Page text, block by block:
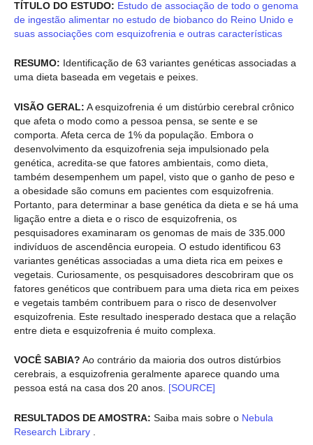
TÍTULO DO ESTUDO: Estudo de associação de todo o genoma
de ingestão alimentar no estudo de biobanco do Reino Unido e
suas associações com esquizofrenia e outras características
RESUMO: Identificação de 63 variantes genéticas associadas a
uma dieta baseada em vegetais e peixes.
VISÃO GERAL: A esquizofrenia é um distúrbio cerebral crônico
que afeta o modo como a pessoa pensa, se sente e se
comporta. Afeta cerca de 1% da população. Embora o
desenvolvimento da esquizofrenia seja impulsionado pela
genética, acredita-se que fatores ambientais, como dieta,
também desempenhem um papel, visto que o ganho de peso e
a obesidade são comuns em pacientes com esquizofrenia.
Portanto, para determinar a base genética da dieta e se há uma
ligação entre a dieta e o risco de esquizofrenia, os
pesquisadores examinaram os genomas de mais de 335.000
indivíduos de ascendência europeia. O estudo identificou 63
variantes genéticas associadas a uma dieta rica em peixes e
vegetais. Curiosamente, os pesquisadores descobriram que os
fatores genéticos que contribuem para uma dieta rica em peixes
e vegetais também contribuem para o risco de desenvolver
esquizofrenia. Este resultado inesperado destaca que a relação
entre dieta e esquizofrenia é muito complexa.
VOCÊ SABIA? Ao contrário da maioria dos outros distúrbios
cerebrais, a esquizofrenia geralmente aparece quando uma
pessoa está na casa dos 20 anos. [SOURCE]
RESULTADOS DE AMOSTRA: Saiba mais sobre o Nebula
Research Library